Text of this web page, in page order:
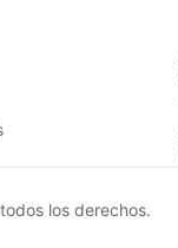
los derechos.